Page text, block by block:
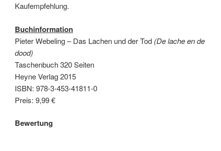
Kaufempfehlung.
Buchinformation
Pieter Webeling – Das Lachen und der Tod (De lache en de
dood)
Taschenbuch 320 Seiten
Heyne Verlag 2015
ISBN: 978-3-453-41811-0
Preis: 9,99 €
Bewertung